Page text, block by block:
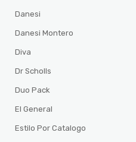
Danesi
Danesi Montero
Diva
Dr Scholls
Duo Pack
El General
Estilo Por Catalogo